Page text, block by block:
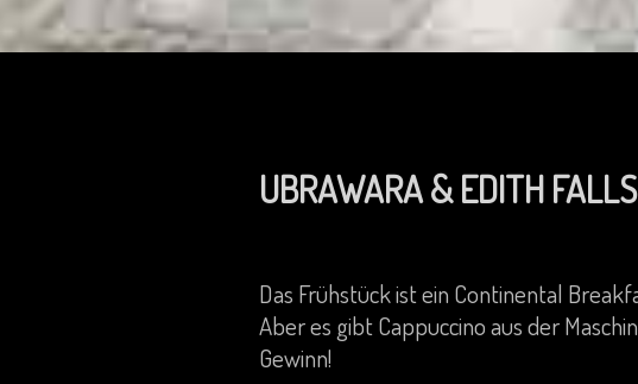
UBRAWARA & EDITH
Das Frühstück ist ein Continental
Aber es gibt Cappuccino aus der
Gewinn!